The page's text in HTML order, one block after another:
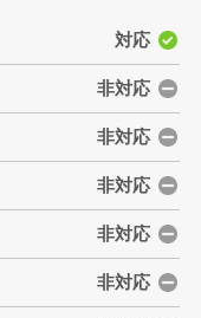
対応
非対応
非対応
非対応
非対応
非対応